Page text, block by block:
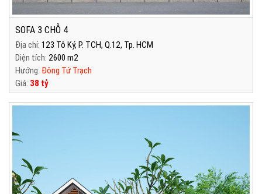
SOFA 3 CHỖ 4
Địa chỉ: 123 Tô Ký, P. TCH, Q.12, Tp. HCM
Diện tích: 2600 m2
Hướng: Đông Tứ Trạch
Giá: 38 tỷ